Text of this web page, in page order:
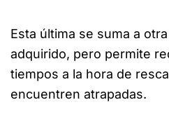
Esta última se suma a
adquirido, pero permite
tiempos a la hora de
encuentren atrapadas.